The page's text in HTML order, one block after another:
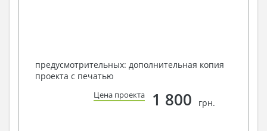
предусмотрительных: дополнительная копия
проекта с печатью
Цена проекта 1 800 грн.